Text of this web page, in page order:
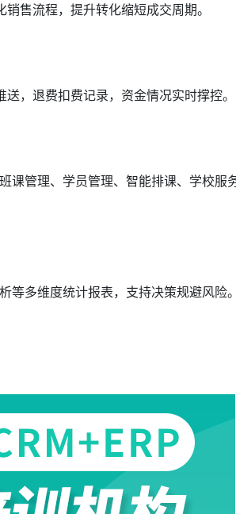
售流程，提升转化缩短成交周期。
，退费扣费记录，资金情况实时撑控。
课管理、学员管理、智能排课、学校服
等多维度统计报表，支持决策规避风险